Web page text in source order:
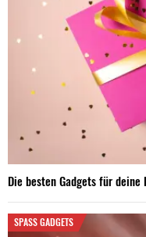
Die besten Gadgets für deine
SPASS GADGETS